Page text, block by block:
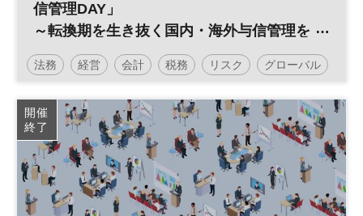
信管理DAY」
～転換期を生き抜く国内・海外与信管理を
考える～
法務 経営 会計 税務 リスク グローバル
倒産 信用リスク 売掛金 債権回収
海外与信管理 財務 カントリーリスク
日経産業新聞フォーラム
開催
終了